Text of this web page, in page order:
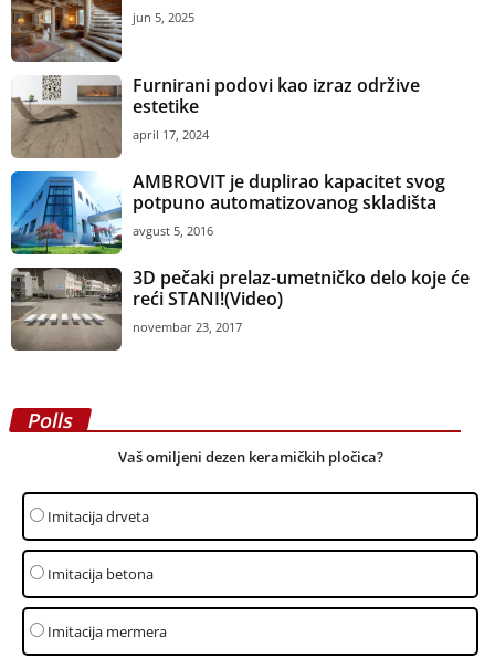
jun 5, 2025
Furnirani podovi kao izraz održive
estetike
april 17, 2024
AMBROVIT je duplirao kapacitet svog
potpuno automatizovanog skladišta
avgust 5, 2016
3D pečaki prelaz-umetničko delo koje će
reći STANI!(Video)
novembar 23, 2017
Polls
Vaš omiljeni dezen keramičkih pločica?
Imitacija drveta
Imitacija betona
Imitacija mermera